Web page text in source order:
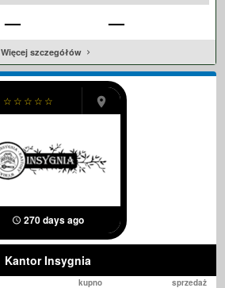
— —
Więcej szczegółów
☆
☆
☆
☆
☆
270 days ago
Kantor Insygnia
kupno sprzedaż